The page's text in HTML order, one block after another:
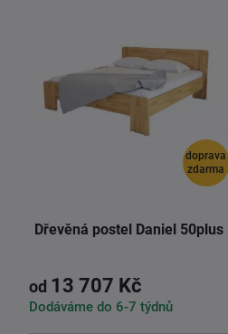
doprava
zdarma
Dřevěná postel Daniel 50plus
od 13 707 Kč
Dodáváme do 6-7 týdnů